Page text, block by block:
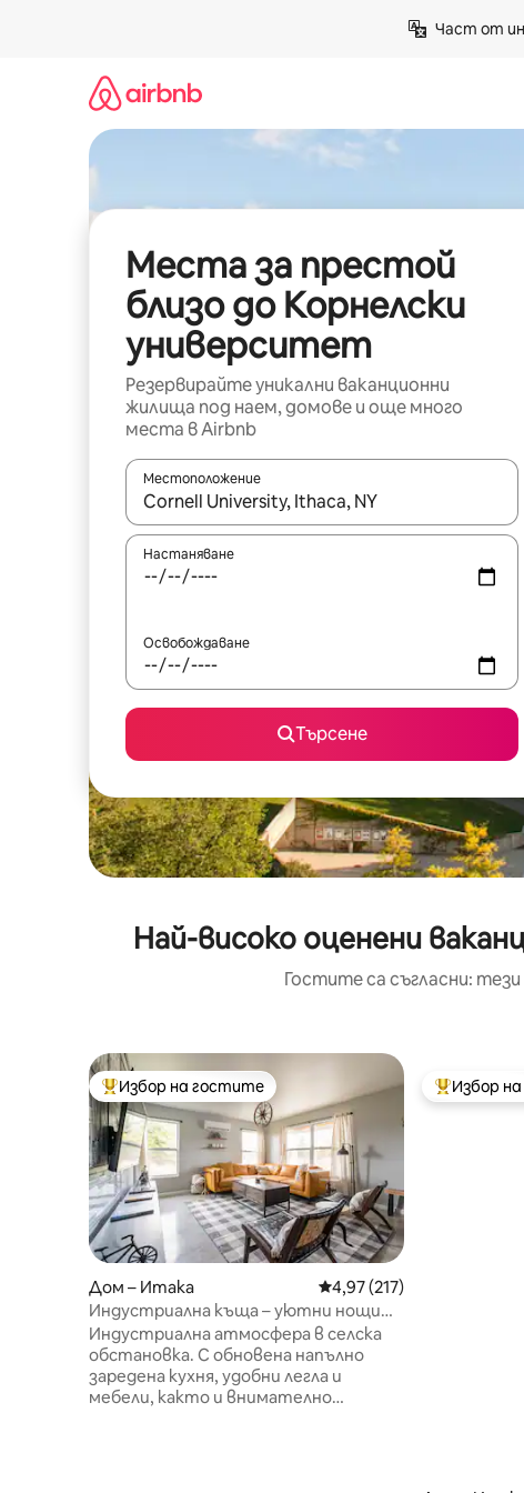
Част от
Места за престой
близо до Корнелски
университет
Резервирайте уникални ваканционни
жилища под наем, домове и още много
места в Airbnb
Местоположение
Когато резултатите се покажат, използвайте
Настаняване
Освобождаване
Търсене
Най-високо оценени
Гостите са съгласни:
Най-популярен избор на гостите
Избор на гостите
Дом – Итака Средна оценка: 4,97 от 5,
4,97 (217)
Индустриална къща – уютни нощи
край лагерния огън + технологии за
работа от дома
Индустриална атмосфера в селска
обстановка. С обновена напълно
заредена кухня, удобни легла и
мебели, както и внимателно
Най-Избор